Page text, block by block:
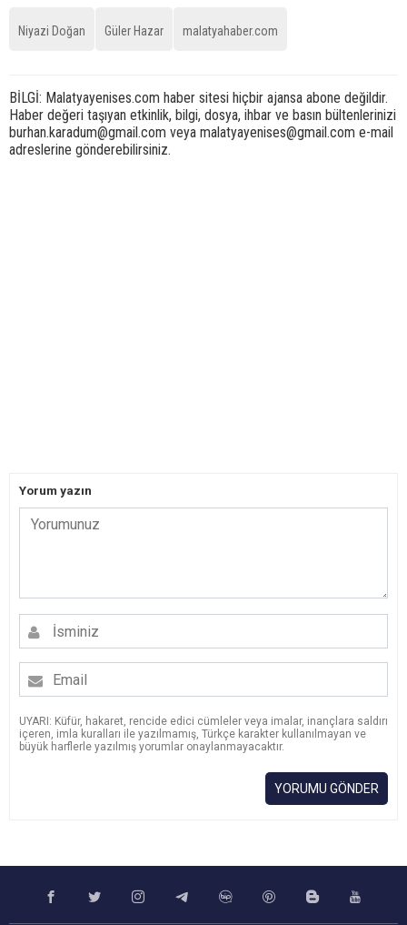
Niyazi Doğan Güler Hazar malatyahaber.com
BİLGİ: Malatyayenises.com haber sitesi hiçbir ajansa abone değildir.
Haber değeri taşıyan etkinlik, bilgi, dosya, ihbar ve basın bültenlerinizi
burhan.karadum@gmail.com veya malatyayenises@gmail.com e-mail
adreslerine gönderebilirsiniz.
Yorum yazın
UYARI: Küfür, hakaret, rencide edici cümleler veya imalar, inançlara saldırı
içeren, imla kuralları ile yazılmamış, Türkçe karakter kullanılmayan ve
büyük harflerle yazılmış yorumlar onaylanmayacaktır.
YORUMU GÖNDER